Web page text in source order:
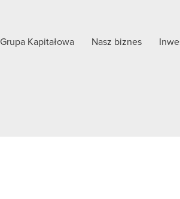
Grupa Kapitałowa Nasz biznes